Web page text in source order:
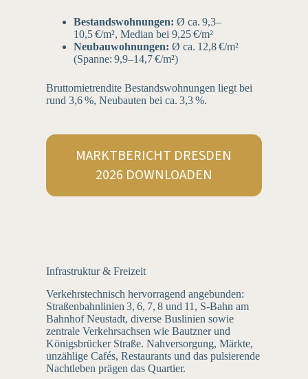
Bestandswohnungen: Ø ca. 9,3–
10,5 €/m², Median bei 9,25 €/m²
Neubauwohnungen: Ø ca. 12,8 €/m²
(Spanne: 9,9–14,7 €/m²)
Bruttomietrendite Bestandswohnungen liegt bei
rund 3,6 %, Neubauten bei ca. 3,3 %.
MARKTBERICHT DRESDEN
2026 DOWNLOADEN
Infrastruktur & Freizeit
Verkehrstechnisch hervorragend angebunden:
Straßenbahnlinien 3, 6, 7, 8 und 11, S‑Bahn am
Bahnhof Neustadt, diverse Buslinien sowie
zentrale Verkehrsachsen wie Bautzner und
Königsbrücker Straße. Nahversorgung, Märkte,
unzählige Cafés, Restaurants und das pulsierende
Nachtleben prägen das Quartier.